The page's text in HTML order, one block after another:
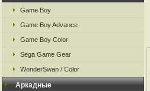
Game Boy
Game Boy Advance
Game Boy Color
Sega Game Gear
WonderSwan / Color
Аркадные